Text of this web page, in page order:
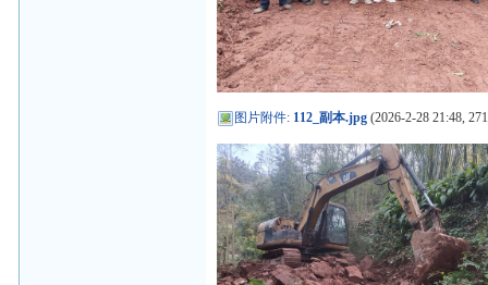
图片附件: 112_副本.jpg (2026-2-28 21:48,